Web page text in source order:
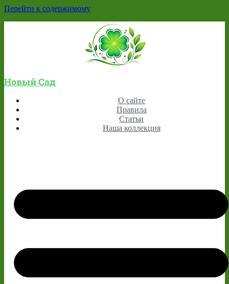
Перейти к содержимому
Новый Сад
О сайте
Правила
Статьи
Наша коллекция